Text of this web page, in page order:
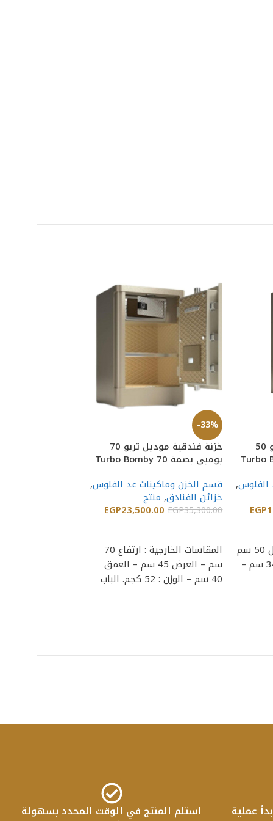
خزنة فندقية موديل تربو 50
الفلوس,
EGP
المقاسات الخارجية : طول 50 سم
– عرض 40 سم – عمق 34 سم –
-33%
خزنة فندقية موديل تربو 70
بومبي بصمة Turbo Bomby 70
قسم الخزن وماكينات عد الفلوس,
خزائن الفنادق, منتج
EGP35,300.00
EGP23,500.00
المقاسات الخارجية : ارتفاع 70
سم – العرض 45 سم – العمق
40 سم – الوزن : 52 كجم. الباب
عملية
استلم المنتج في الوقت المحدد بسهولة